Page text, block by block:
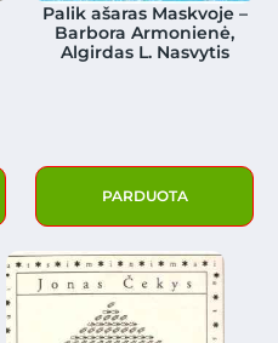
Palik ašaras Maskvoje –
Barbora Armonienė,
Algirdas L. Nasvytis
PARDUOTA